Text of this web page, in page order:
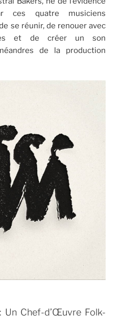
ces quatre musiciens
se réunir, de renouer avec
et de créer un son
de la production
Un Chef-d’Œuvre Folk-